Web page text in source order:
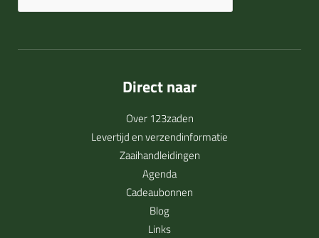
Direct naar
Over 123zaden
Levertijd en verzendinformatie
Zaaihandleidingen
Agenda
Cadeaubonnen
Blog
Links